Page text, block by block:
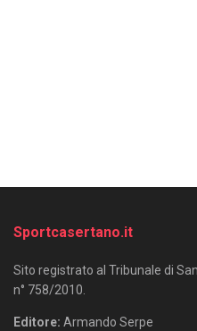
Sportcasertano.it
Sito registrato al Tribunale di
n° 758/2010.
Editore: Armando Serpe